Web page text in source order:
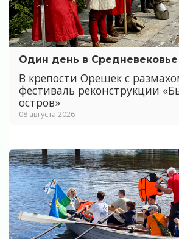
Один день в Средневековье
В крепости Орешек с
фестиваль реконструкции
остров»
08 августа 2026